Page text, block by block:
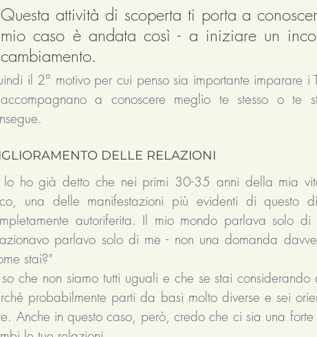
Questa attività di scoperta ti porta a
mio caso è andata così - a iniziare un
cambiamento.
il 2° motivo per cui penso sia importante imparare i
a conoscere meglio te stesso o te
DELLE RELAZIONI
lo ho già detto che nei primi 30-35 anni della mia
una delle manifestazioni più evidenti di questo
autoriferita. Il mio mondo parlava solo
parlavo solo di me - non una domanda
stai?”
so che non siamo tutti uguali e che se stai
probabilmente parti da basi molto diverse e sei
Anche in questo caso, però, credo che ci sia una